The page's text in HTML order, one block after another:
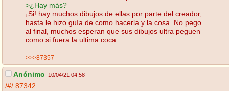
>¿Hay más?
¡Si! hay muchos dibujos de ellas por parte del creador,
hasta le hizo guía de como hacerla y la cosa. No pego
al final, muchos esperan que sus dibujos ultra peguen
como si fuera la ultima coca.
>>>87357
Anónimo 10/04/21 04:58
/#/ 87342